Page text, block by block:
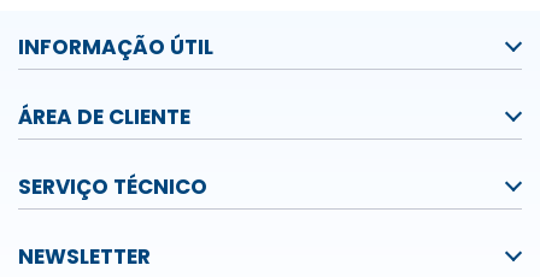
INFORMAÇÃO ÚTIL
ÁREA DE CLIENTE
SERVIÇO TÉCNICO
NEWSLETTER